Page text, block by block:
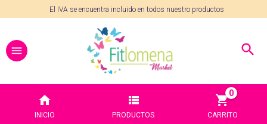
El IVA se encuentra incluido en todos nuestro productos
INICIO PRODUCTOS CARRITO
0